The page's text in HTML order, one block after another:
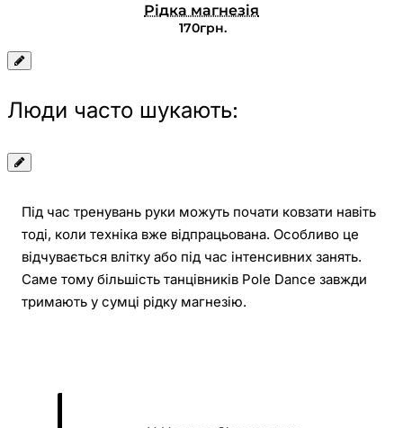
Рідка магнезія
170грн.
Люди часто шукають:
Під час тренувань руки можуть почати ковзати навіть
тоді, коли техніка вже відпрацьована. Особливо це
відчувається влітку або під час інтенсивних занять.
Саме тому більшість танцівників Pole Dance завжди
тримають у сумці рідку магнезію.